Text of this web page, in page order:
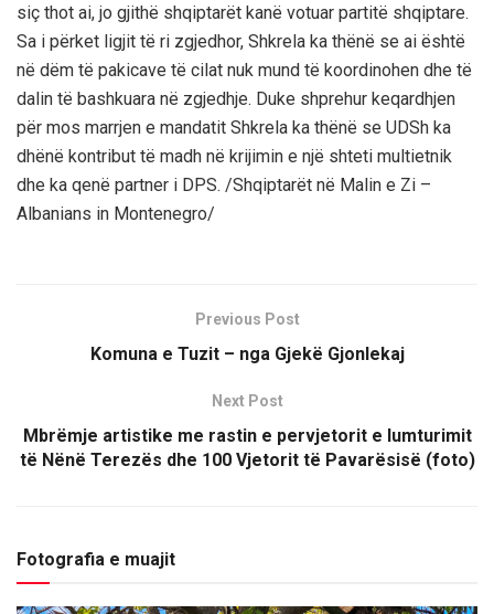
siç thot ai, jo gjithë shqiptarët kanë votuar partitë shqiptare.
Sa i përket ligjit të ri zgjedhor, Shkrela ka thënë se ai është
në dëm të pakicave të cilat nuk mund të koordinohen dhe të
dalin të bashkuara në zgjedhje. Duke shprehur keqardhjen
për mos marrjen e mandatit Shkrela ka thënë se UDSh ka
dhënë kontribut të madh në krijimin e një shteti multietnik
dhe ka qenë partner i DPS. /Shqiptarët në Malin e Zi –
Albanians in Montenegro/
Previous Post
Komuna e Tuzit – nga Gjekë Gjonlekaj
Next Post
Mbrëmje artistike me rastin e pervjetorit e lumturimit
të Nënë Terezës dhe 100 Vjetorit të Pavarësisë (foto)
Fotografia e muajit